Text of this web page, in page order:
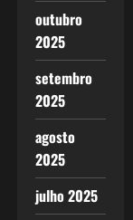
outubro
2025
setembro
2025
agosto
2025
julho 2025